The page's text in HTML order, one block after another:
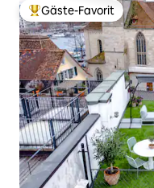
Beliebter Gäste-Favorit.
Gäste-Favorit